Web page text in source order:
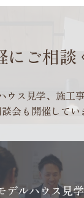
にご相談
ウス見学、施工
会も開催してい
デルハウス見